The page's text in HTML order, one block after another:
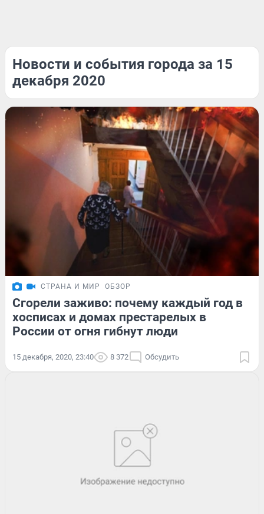
Новости и события города за 15
декабря 2020
СТРАНА И МИР ОБЗОР
Сгорели заживо: почему каждый год в
хосписах и домах престарелых в
России от огня гибнут люди
15 декабря, 2020, 23:40 8 372 Обсудить